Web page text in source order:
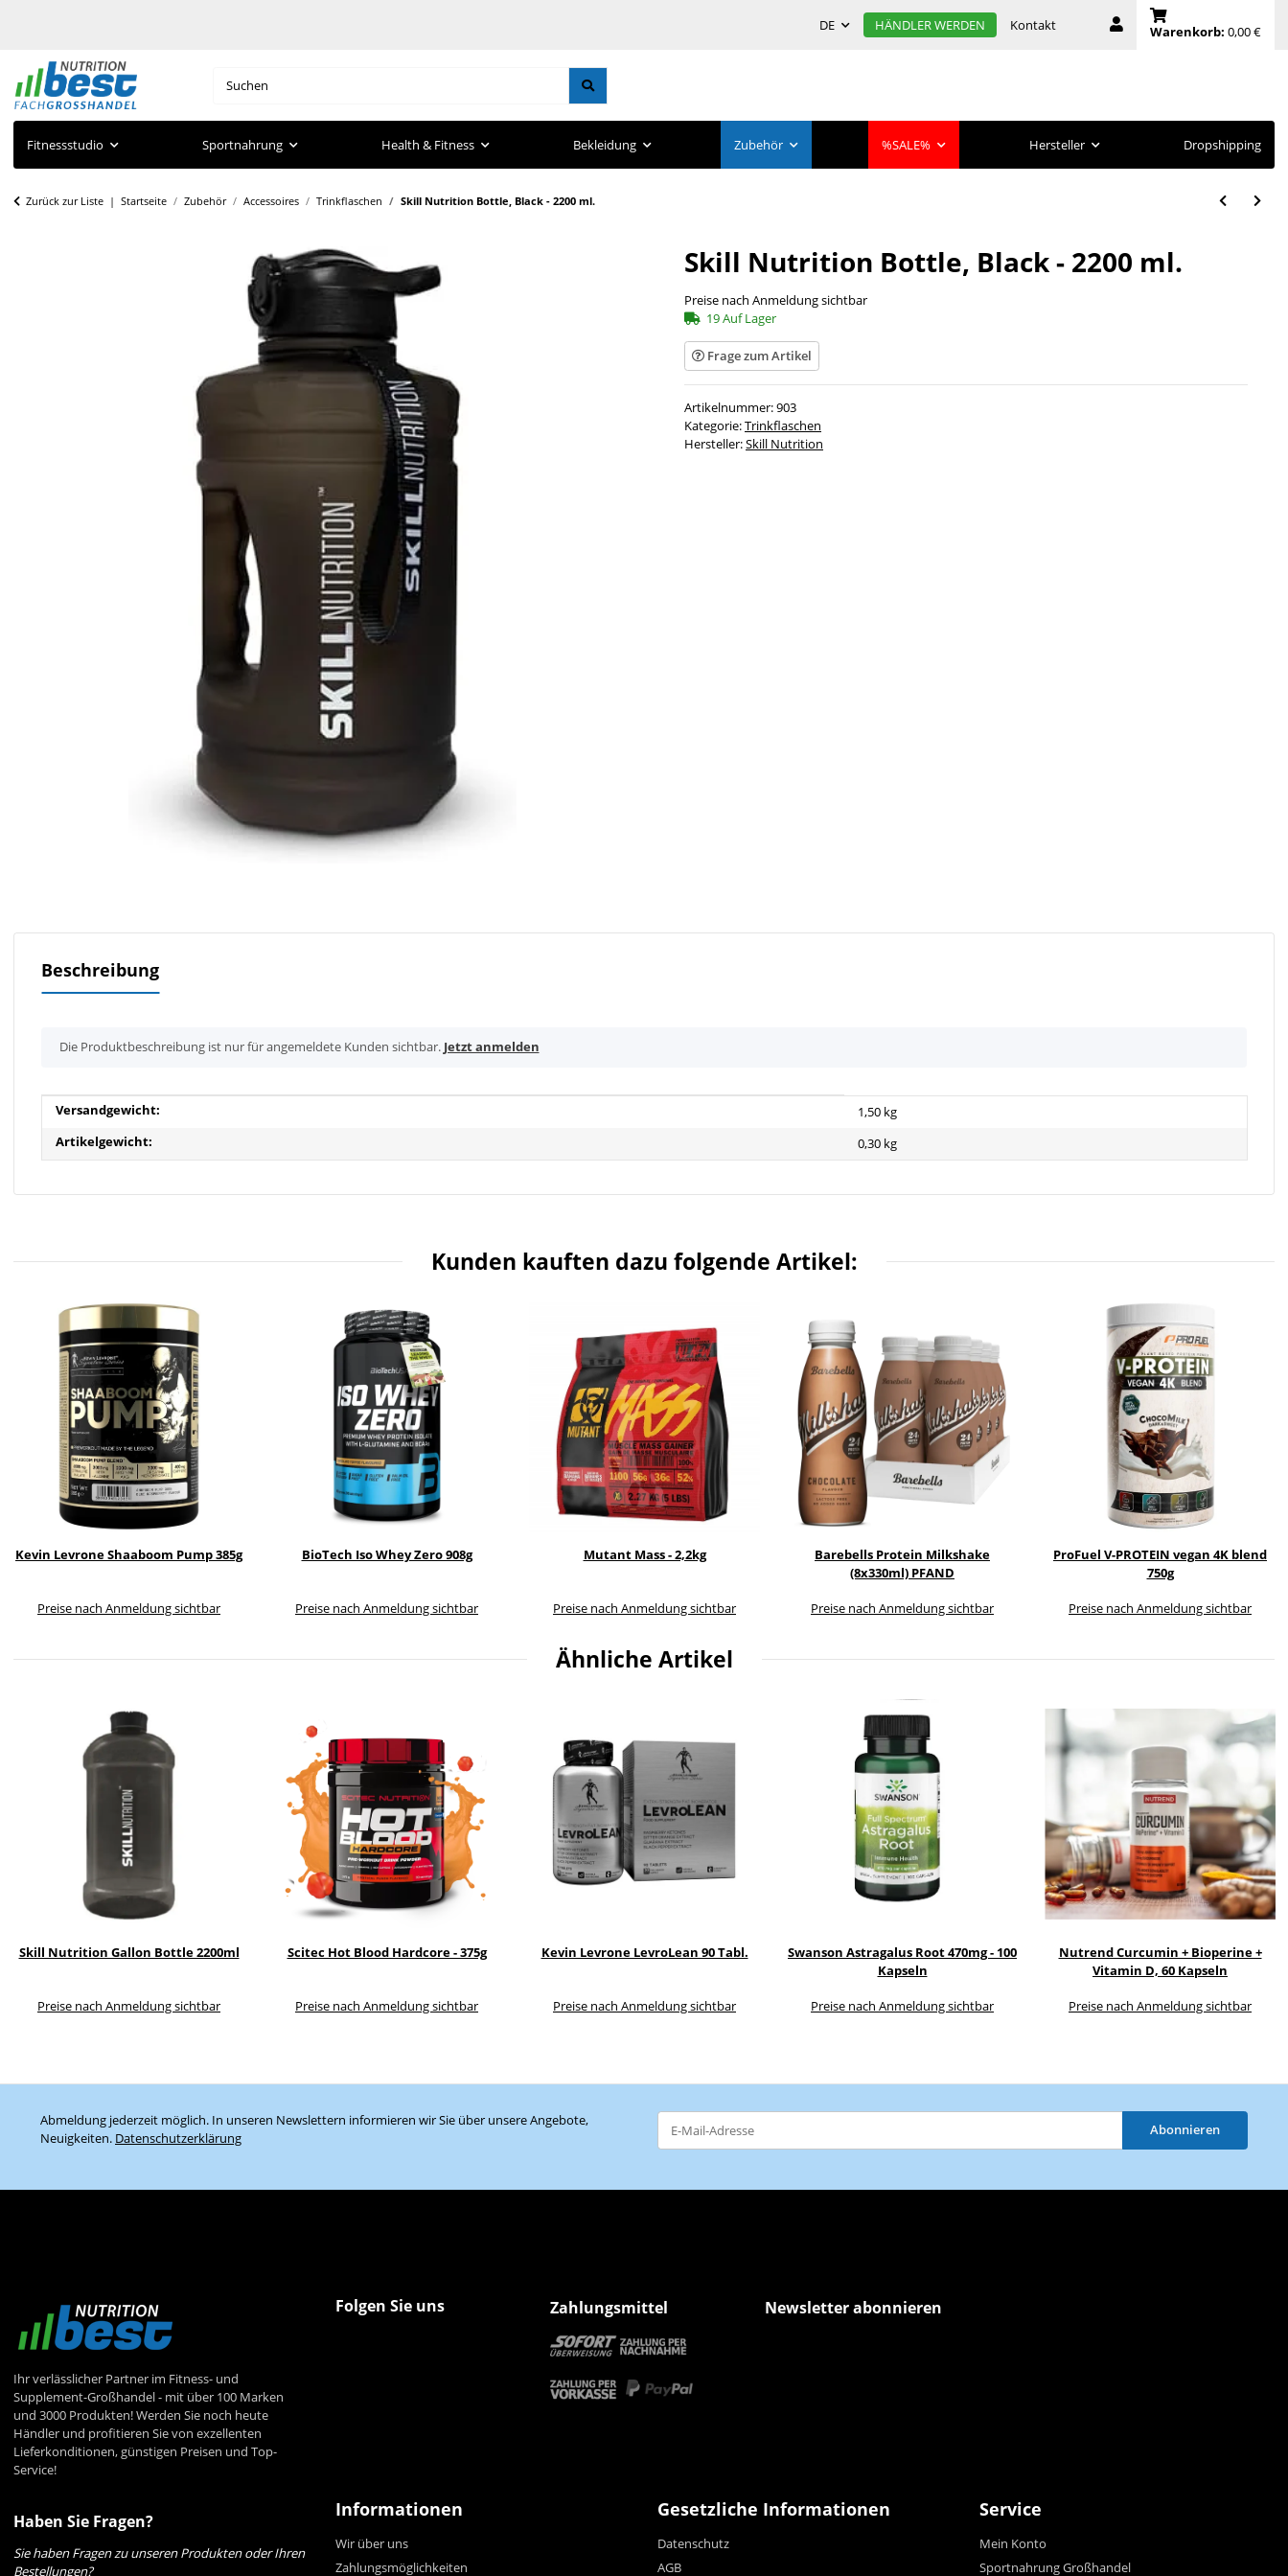
DE HÄNDLER WERDEN Kontakt Warenkorb: 0,00 €
Fitnessstudio Sportnahrung Health & Fitness Bekleidung Zubehör %SALE% Hersteller Dropshipping
Zurück zur Liste Startseite Zubehör Accessoires Trinkflaschen Skill Nutrition Bottle, Black - 2200 ml.
Skill Nutrition Bottle, Black - 2200 ml.
Preise nach Anmeldung sichtbar
19 Auf Lager
Frage zum Artikel
Artikelnummer:903
Kategorie:Trinkflaschen
Hersteller:Skill Nutrition
Beschreibung
x
Die Produktbeschreibung ist nur für angemeldete Kunden sichtbar. Jetzt anmelden
Produkteigenschaft
Wert
Versandgewicht:
1,50 kg
Artikelgewicht:
0,30 kg
Kunden kauften dazu folgende Artikel:
Kevin Levrone Shaaboom Pump 385g
Preise nach Anmeldung sichtbar
BioTech Iso Whey Zero 908g
Preise nach Anmeldung sichtbar
Mutant Mass - 2,2kg
Preise nach Anmeldung sichtbar
Barebells Protein Milkshake
(8x330ml) PFAND
Preise nach Anmeldung sichtbar
ProFuel V-PROTEIN vegan 4K blend
750g
Preise nach Anmeldung sichtbar
Ähnliche Artikel
Skill Nutrition Gallon Bottle 2200ml
Preise nach Anmeldung sichtbar
Scitec Hot Blood Hardcore - 375g
Preise nach Anmeldung sichtbar
Kevin Levrone LevroLean 90 Tabl.
Preise nach Anmeldung sichtbar
Swanson Astragalus Root 470mg - 100
Kapseln
Preise nach Anmeldung sichtbar
Nutrend Curcumin + Bioperine +
Vitamin D, 60 Kapseln
Preise nach Anmeldung sichtbar
Abmeldung jederzeit möglich. In unseren Newslettern informieren wir Sie über unsere Angebote,
Neuigkeiten. Datenschutzerklärung
Abonnieren
Ihr verlässlicher Partner im Fitness- und
Supplement-Großhandel - mit über 100 Marken
und 3000 Produkten! Werden Sie noch heute
Händler und profitieren Sie von exzellenten
Lieferkonditionen, günstigen Preisen und Top-
Service!
Folgen Sie uns Zahlungsmittel Newsletter abonnieren
Haben Sie Fragen?
Sie haben Fragen zu unseren Produkten oder Ihren
Bestellungen?
Informationen
Wir über uns
Zahlungsmöglichkeiten
Gesetzliche Informationen
Datenschutz
AGB
Service
Mein Konto
Sportnahrung Großhandel